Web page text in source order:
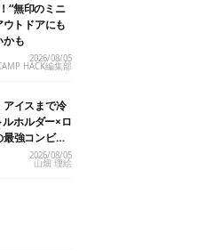
“無印のミニ
ウトドアにも
かも
2026/08/05
HACK編集部
アイスまで冷
ルホルダー×ロ
強コンビだ
2026/08/05
山畑 理絵